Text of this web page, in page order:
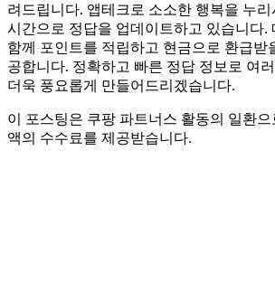
려드립니다. 앱테크로 소소한 행복을 누
시간으로 정답을 업데이트하고 있습니다.
함께 포인트를 적립하고 현금으로 환급받
공합니다. 정확하고 빠른 정답 정보로 여
더욱 풍요롭게 만들어드리겠습니다.
이 포스팅은 쿠팡 파트너스 활동의 일환으
액의 수수료를 제공받습니다.